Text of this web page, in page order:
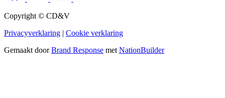
Copyright © CD&V
Privacyverklaring | Cookie verklaring
Gemaakt doorBrand Response met NationBuilder